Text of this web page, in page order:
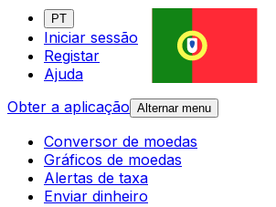
PT
Iniciar sessão
Registar
Ajuda
Obter a aplicação Alternar menu
Conversor de moedas
Gráficos de moedas
Alertas de taxa
Enviar dinheiro